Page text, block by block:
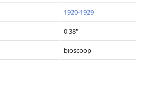
1920-1929
0'38"
bioscoop